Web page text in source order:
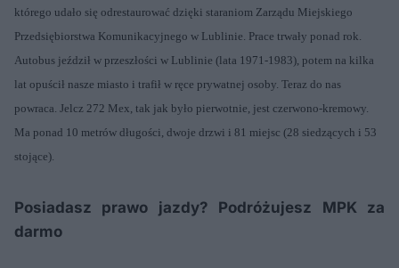
którego udało się odrestaurować dzięki staraniom Zarządu Miejskiego
Przedsiębiorstwa Komunikacyjnego w Lublinie. Prace trwały ponad rok.
Autobus jeździł w przeszłości w Lublinie (lata 1971-1983), potem na kilka
lat opuścił nasze miasto i trafił w ręce prywatnej osoby. Teraz do nas
powraca. Jelcz 272 Mex, tak jak było pierwotnie, jest czerwono-kremowy.
Ma ponad 10 metrów długości, dwoje drzwi i 81 miejsc (28 siedzących i 53
stojące).
Posiadasz prawo jazdy? Podróżujesz MPK za
darmo